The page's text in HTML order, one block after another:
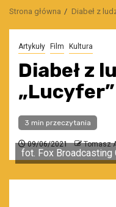
Strona główna Diabeł z
Artykuły Film Kultura
Diabeł z
„Lucyfer”
3 min przeczytania
09/06/2021 Tomasz
fot. Fox Broadcasting